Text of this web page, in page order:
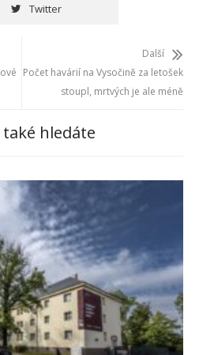
Twitter
Další
Počet havárií na Vysočině za letošek
stoupl, mrtvých je ale méně
také hledáte